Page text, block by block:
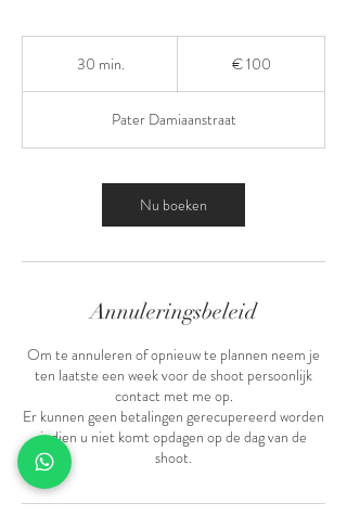
30 min.
i
n
€ 100
Pater Damiaanstraat
Nu boeken
Annuleringsbeleid
Om te annuleren of opnieuw te plannen neem je
ten laatste een week voor de shoot persoonlijk
contact met me op.
Er kunnen geen betalingen gerecupereerd worden
indien u niet komt opdagen op de dag van de
shoot.